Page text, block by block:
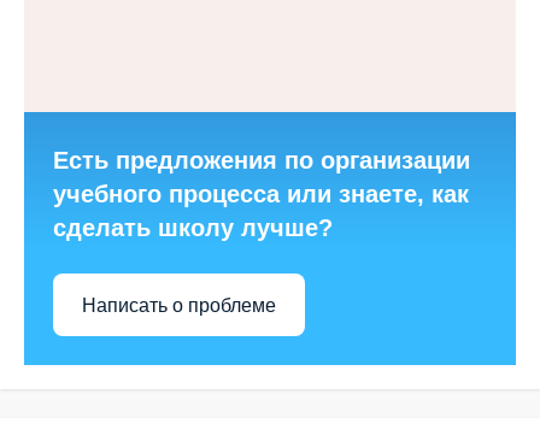
Есть предложения по организации
учебного процесса или знаете, как
сделать школу лучше?
Написать о проблеме